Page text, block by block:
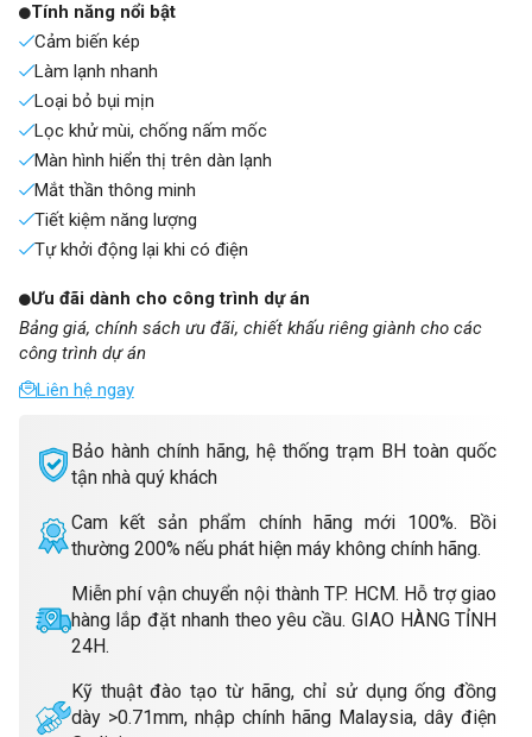
Tính năng nổi bật
Cảm biến kép
Làm lạnh nhanh
Loại bỏ bụi mịn
Lọc khử mùi, chống nấm mốc
Màn hình hiển thị trên dàn lạnh
Mắt thần thông minh
Tiết kiệm năng lượng
Tự khởi động lại khi có điện
Bảo hành chính hãng, hệ thống trạm BH toàn quốc
tận nhà quý khách
Cam kết sản phẩm chính hãng mới 100%. Bồi
thường 200% nếu phát hiện máy không chính hãng.
Miễn phí vận chuyển nội thành TP. HCM. Hỗ trợ giao
hàng lắp đặt nhanh theo yêu cầu. GIAO HÀNG TỈNH
24H.
Kỹ thuật đào tạo từ hãng, chỉ sử dụng ống đồng
dày >0.71mm, nhập chính hãng Malaysia, dây điện
Ưu đãi dành cho công trình dự án
Bảng giá, chính sách ưu đãi, chiết khấu riêng giành cho các
công trình dự án
Liên hệ ngay